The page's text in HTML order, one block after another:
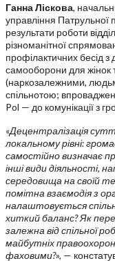
Ганна Ліскова,
управління Патрульної
результати роботи
різноманітної
профілактичних бесід
самооборони для жінок
(наркозалежними,
спільнотою;
Pol — до комунікації з
«Децентралізація
локальному рівні:
самостійно визначає
інші види діяльності,
середовища на своїй
помітна взаємодія з
налаштовується
хиткий баланс? Як
залежна від спільної
майбутніх
фаховими?», —